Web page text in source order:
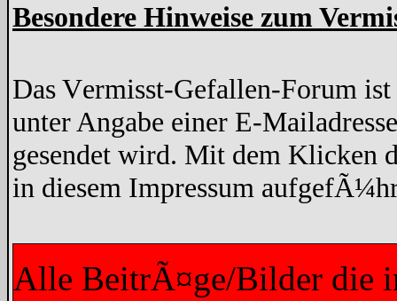
Besondere Hinweise zum
Das Vermisst-Gefallen-Forum
unter Angabe einer E-
gesendet wird. Mit dem Klicken
in diesem Impressum
Alle BeitrÃ¤ge/Bilder die